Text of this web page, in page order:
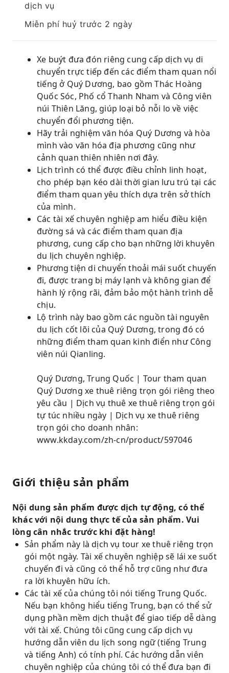
dịch vụ
Miễn phí huỷ trước 2 ngày
Xe buýt đưa đón riêng cung cấp dịch vụ di
chuyển trực tiếp đến các điểm tham quan nổi
tiếng ở Quý Dương, bao gồm Thác Hoàng
Quốc Sóc, Phố cổ Thanh Nham và Công viên
núi Thiên Lăng, giúp loại bỏ nỗi lo về việc
chuyển đổi phương tiện.
Hãy trải nghiệm văn hóa Quý Dương và hòa
mình vào văn hóa địa phương cũng như
cảnh quan thiên nhiên nơi đây.
Lịch trình có thể được điều chỉnh linh hoạt,
cho phép bạn kéo dài thời gian lưu trú tại các
điểm tham quan yêu thích dựa trên sở thích
của mình.
Các tài xế chuyên nghiệp am hiểu điều kiện
đường sá và các điểm tham quan địa
phương, cung cấp cho bạn những lời khuyên
du lịch chuyên nghiệp.
Phương tiện di chuyển thoải mái suốt chuyến
đi, được trang bị máy lạnh và không gian để
hành lý rộng rãi, đảm bảo một hành trình dễ
chịu.
Lộ trình này bao gồm các nguồn tài nguyên
du lịch cốt lõi của Quý Dương, trong đó có
những điểm tham quan kinh điển như Công
viên núi Qianling.
Quý Dương, Trung Quốc | Tour tham quan
Quý Dương xe thuê riêng trọn gói riêng theo
yêu cầu | Dịch vụ thuê xe thuê riêng trọn gói
tự túc nhiều ngày | Dịch vụ xe thuê riêng
trọn gói cho doanh nhân:
www.kkday.com/zh-cn/product/597046
Giới thiệu sản phẩm
Nội dung sản phẩm được dịch tự động, có thể
khác với nội dung thực tế của sản phẩm. Vui
lòng cân nhắc trước khi đặt hàng!
Sản phẩm này là dịch vụ tour xe thuê riêng trọn
gói một ngày. Tài xế chuyên nghiệp sẽ lái xe suốt
chuyến đi và cũng có thể hỗ trợ cũng như đưa
ra lời khuyên hữu ích.
Các tài xế của chúng tôi nói tiếng Trung Quốc.
Nếu bạn không hiểu tiếng Trung, bạn có thể sử
dụng phần mềm dịch thuật để giao tiếp dễ dàng
với tài xế. Chúng tôi cũng cung cấp dịch vụ
hướng dẫn viên du lịch song ngữ (tiếng Trung
và tiếng Anh) có tính phí. Các hướng dẫn viên
chuyên nghiệp của chúng tôi có thể đưa bạn đi